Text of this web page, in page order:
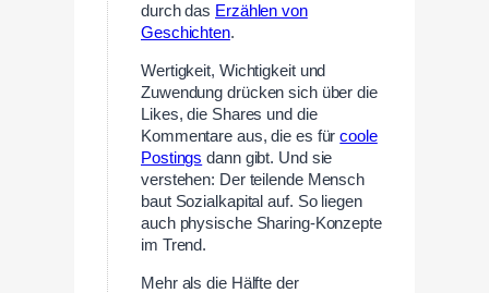
durch das Erzählen von
Geschichten.
Wertigkeit, Wichtigkeit und
Zuwendung drücken sich über die
Likes, die Shares und die
Kommentare aus, die es fürcoole
Postings dann gibt. Und sie
verstehen: Der teilende Mensch
baut Sozialkapital auf. So liegen
auch physische Sharing-Konzepte
im Trend.
Mehr als die Hälfte der